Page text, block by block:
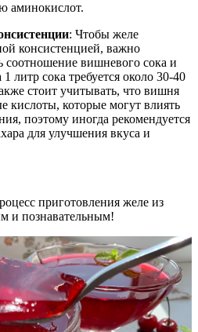
аминокислот.
: Чтобы желе
консистенцией, важно
соотношение вишневого сока и
литр сока требуется около 30-40
стоит учитывать, что вишня
кислоты, которые могут влиять
поэтому иногда рекомендуется
для улучшения вкуса и
приготовления желе из
и познавательным!